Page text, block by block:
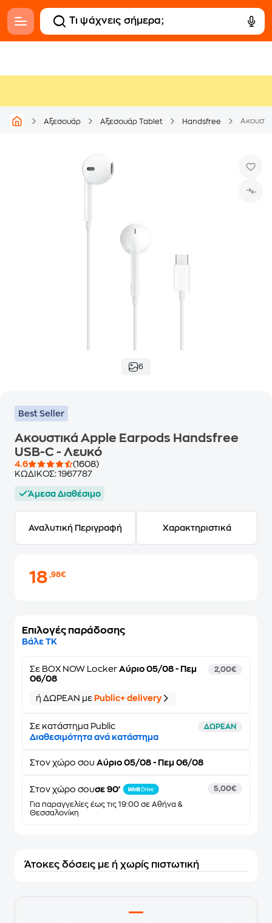
Αξεσουάρ Αξεσουάρ Tablet Handsfree
6
Best Seller
Ακουστικά Apple Earpods Handsfree
USB-C - Λευκό
4.6
(1608)
ΚΩΔΙΚΟΣ: 1967787
Άμεσα Διαθέσιμο
Αναλυτική Περιγραφή Χαρακτηριστικά
18,98€
Επιλογές παράδοσης
Βάλε ΤΚ
Σε BOX NOW Locker Αύριο 05/08 - Πεμ
06/08
2,00€
ή ΔΩΡΕΑΝ με Public+ delivery
Σε κατάστημα Public ΔΩΡΕΑΝ
Διαθεσιμότητα ανά κατάστημα
Στον χώρο σου Αύριο 05/08 - Πεμ 06/08
Στον χώρο σουσε 90'
Για παραγγελίες έως τις 19:00 σε Αθήνα &
Θεσσαλονίκη
5,00€
Άτοκες δόσεις με ή χωρίς πιστωτική